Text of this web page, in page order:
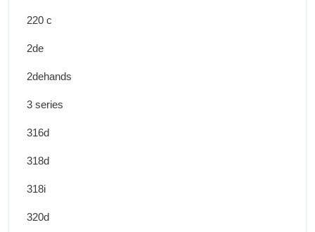
220 c
2de
2dehands
3 series
316d
318d
318i
320d